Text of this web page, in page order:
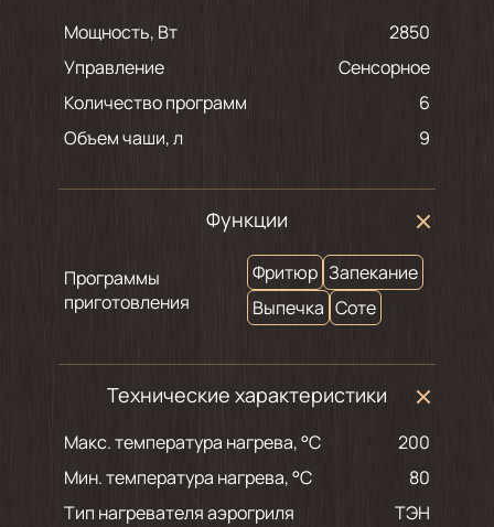
Мощность, Вт
2850
Управление
Сенсорное
Количество программ
6
Объем чаши, л
9
Функции
Программы
приготовления
Фритюр Запекание
Выпечка Соте
Технические характеристики
Макс. температура нагрева, °С
200
Мин. температура нагрева, °С
80
Тип нагревателя аэрогриля
ТЭН